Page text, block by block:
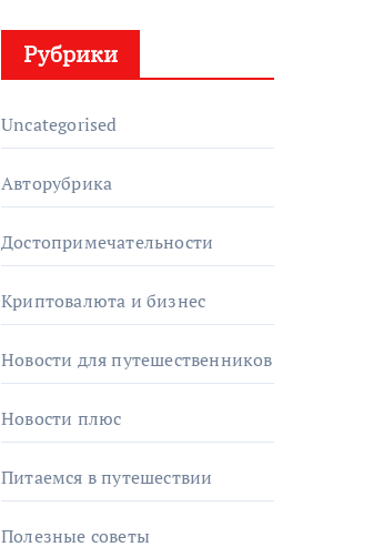
Рубрики
Uncategorised
Авторубрика
Достопримечательности
Криптовалюта и бизнес
Новости для путешественников
Новости плюс
Питаемся в путешествии
Полезные советы